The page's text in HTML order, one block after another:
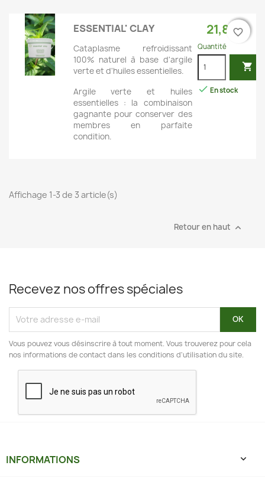
ESSENTIAL' CLAY
Cataplasme refroidissant
100% naturel à base d'argile
verte et d'huiles essentielles.
Argile verte et huiles
essentielles : la combinaison
gagnante pour conserver des
membres en parfaite
condition.
21,80 €
Quantité

favorite_border
 En stock
favorite_border
Affichage 1-3 de 3 article(s)
Retour en haut 
Recevez nos offres spéciales
Vous pouvez vous désinscrire à tout moment. Vous trouverez pour cela
nos informations de contact dans les conditions d'utilisation du site.
INFORMATIONS 